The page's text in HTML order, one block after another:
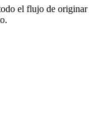
el flujo de originar